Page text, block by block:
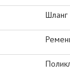
Шланг